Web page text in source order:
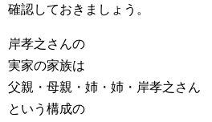
確認しておきましょう。
岸孝之さんの
実家の家族は
父親・母親・姉・姉・岸孝之さん
という構成の